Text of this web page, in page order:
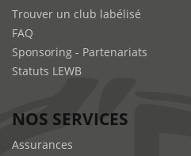
Trouver un club labélisé
FAQ
Sponsoring - Partenariats
Statuts LEWB
NOS SERVICES
Assurances